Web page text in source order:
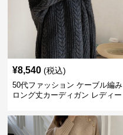
¥8,540 (税込)
50代ファッション ケーブル編み
ロング丈カーディガン レディー